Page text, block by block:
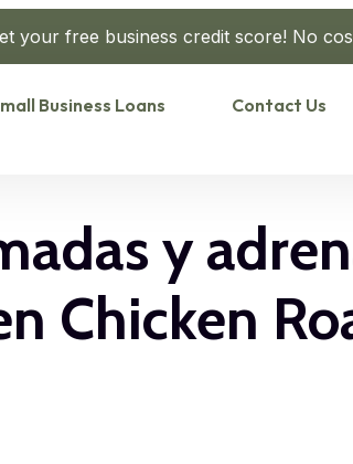
your free business credit score! No
Business Loans Contact Us
y
Chicken